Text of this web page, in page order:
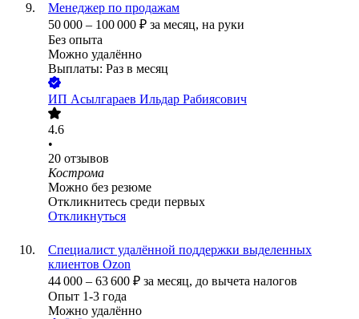
Менеджер по продажам
50 000 – 100 000 ₽ за месяц, на руки
Без опыта
Можно удалённо
Выплаты: Раз в месяц
ИП Асылгараев Ильдар Рабиясович
4.6
•
20 отзывов
Кострома
Можно без резюме
Откликнитесь среди первых
Откликнуться
Специалист удалённой поддержки выделенных
клиентов Ozon
44 000 – 63 600 ₽ за месяц, до вычета налогов
Опыт 1-3 года
Можно удалённо